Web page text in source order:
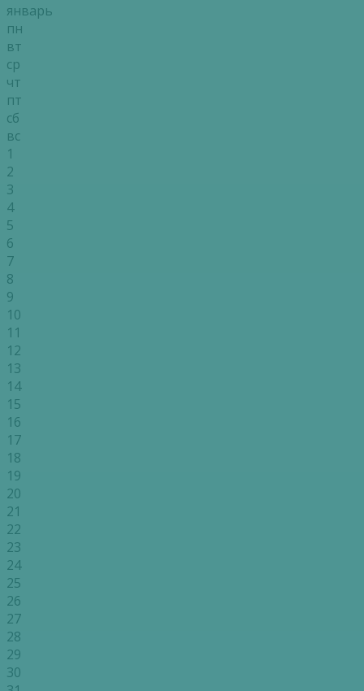
январь
пн
вт
ср
чт
пт
сб
вс
1
2
3
4
5
6
7
8
9
10
11
12
13
14
15
16
17
18
19
20
21
22
23
24
25
26
27
28
29
30